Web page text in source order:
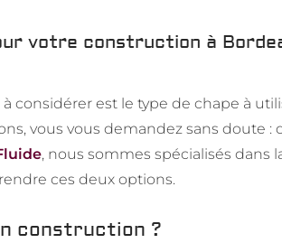
votre construction à
considérer est le type de chape à
vous vous demandez sans doute :
, nous sommes spécialisés dans
ces deux options.
construction ?